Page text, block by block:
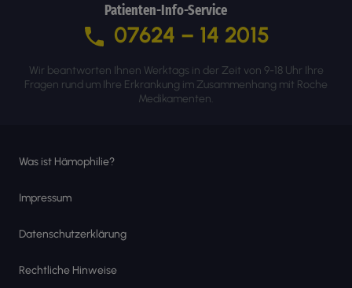
Was ist Hämophilie?
Impressum
Datenschutzerklärung
Rechtliche Hinweise
Patienten-Info-Service
07624 – 14 2015
Wir beantworten Ihnen Werktags in der Zeit von 9-18 Uhr Ihre
Fragen rund um Ihre Erkrankung im Zusammenhang mit Roche
Medikamenten.